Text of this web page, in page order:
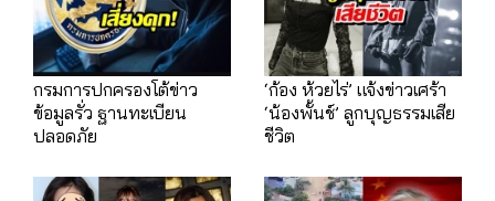
กรมการปกครองโต้ข่าว
ข้อมูลรั่ว ฐานทะเบียน
ปลอดภัย
‘ก้อง ห้วยไร่’ แจ้งข่าวเศร้า
‘น้องพั้นช์’ ลูกบุญธรรมเสีย
ชีวิต